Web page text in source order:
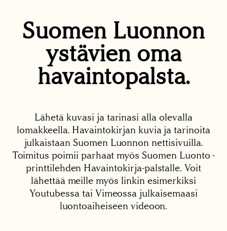
Suomen Luonnon
ystävien oma
havaintopalsta.
Lähetä kuvasi ja tarinasi alla olevalla
lomakkeella. Havaintokirjan kuvia ja tarinoita
julkaistaan Suomen Luonnon nettisivuilla.
Toimitus poimii parhaat myös Suomen Luonto -
printtilehden Havaintokirja-palstalle. Voit
lähettää meille myös linkin esimerkiksi
Youtubessa tai Vimeossa julkaisemaasi
luontoaiheiseen videoon.